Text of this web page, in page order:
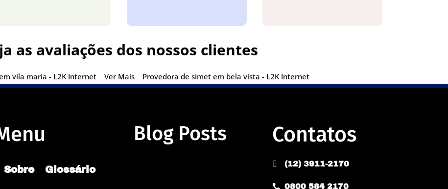
as avaliações dos nossos clientes
vila maria - L2K Internet Ver Mais Provedora de simet em bela vista - L2K Internet
Sobre Glossário
Blog Posts Contatos
 (12) 3911-2170
 0800 584 2170